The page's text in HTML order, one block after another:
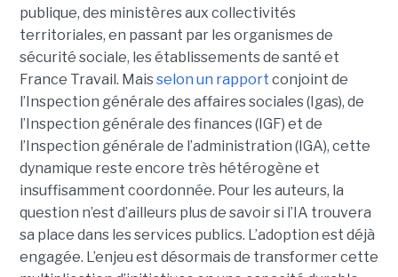
publique, des ministères aux collectivités
territoriales, en passant par les organismes de
sécurité sociale, les établissements de santé et
France Travail. Maisselon un rapport conjoint de
l’Inspection générale des affaires sociales (Igas), de
l’Inspection générale des finances (IGF) et de
l’Inspection générale de l’administration (IGA), cette
dynamique reste encore très hétérogène et
insuffisamment coordonnée. Pour les auteurs, la
question n’est d’ailleurs plus de savoir si l’IA trouvera
sa place dans les services publics. L’adoption est déjà
engagée. L’enjeu est désormais de transformer cette